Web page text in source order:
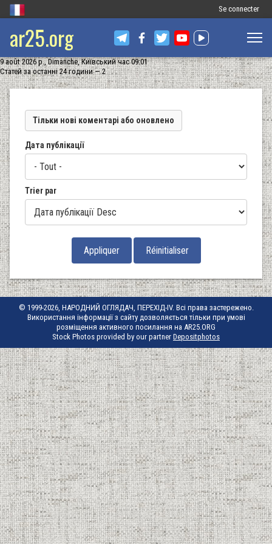
Меню
користувача
Se connecter
ar25.org
9 août 2026 р., Dimanche, Київський час 09:01
Статей за останні 24 години — 2
Тільки нові коментарі або оновлено
Дата публікації
Trier par
© 1999-2026, НАРОДНИЙ ОГЛЯДАЧ, ПЕРЕХІД-IV. Всі права застережено.
Використання інформації з сайту дозволяється тільки при умові
розміщення активного посилання на AR25.ORG
Stock Photos provided by our partner Depositphotos